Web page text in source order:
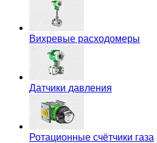
Вихревые расходомеры
Датчики давления
Ротационные счётчики газа